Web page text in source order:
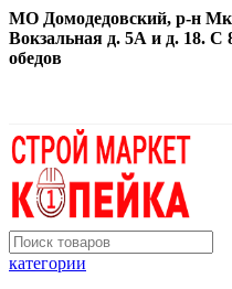
МО Домодедовский, р-н
Вокзальная д. 5А и д. 18. С
обедов
категории